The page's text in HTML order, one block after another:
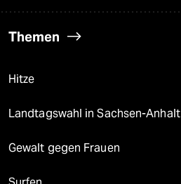
Themen
Hitze
Landtagswahl in Sachsen-Anhalt
Gewalt gegen Frauen